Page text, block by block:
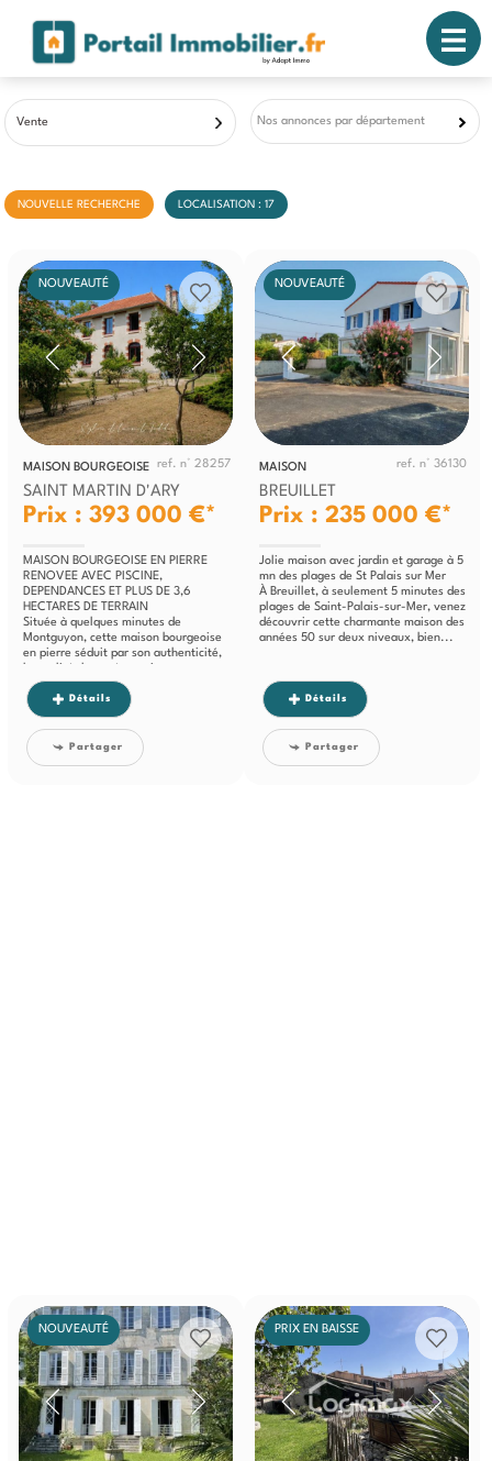
Vente Nos annonces par département
NOUVELLE RECHERCHE LOCALISATION : 17
NOUVEAUTÉ
MAISON BOURGEOISE ref. n° 28257
SAINT MARTIN D'ARY
Prix : 393 000 €*
MAISON BOURGEOISE EN PIERRE
RENOVEE AVEC PISCINE,
DEPENDANCES ET PLUS DE 3,6
HECTARES DE TERRAIN
Située à quelques minutes de
Montguyon, cette maison bourgeoise
en pierre séduit par son authenticité,
Détails
Partager
NOUVEAUTÉ
MAISON ref. n° 36130
BREUILLET
Prix : 235 000 €*
Jolie maison avec jardin et garage à 5
mn des plages de St Palais sur Mer
À Breuillet, à seulement 5 minutes des
plages de Saint-Palais-sur-Mer, venez
découvrir cette charmante maison des
années 50 sur deux niveaux, bien...
Détails
Partager
NOUVEAUTÉ PRIX EN BAISSE